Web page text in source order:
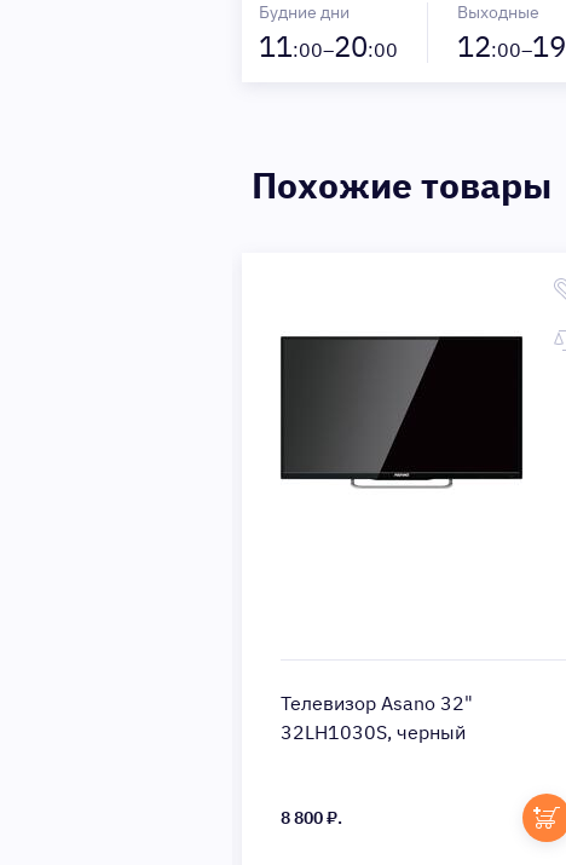
Будние дни
11:00–20:00
Выходные
12:00–19
Похожие товары
Телевизор Asano 32"
32LH1030S, черный
8 800 ₽.